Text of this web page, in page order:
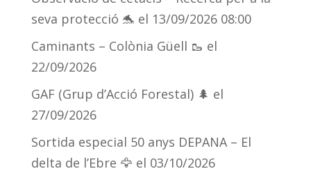
seva protecció 🐬 el 13/09/2026 08:00
Caminants – Colònia Güell 🥾 el
22/09/2026
GAF (Grup d’Acció Forestal) 🌲 el
27/09/2026
Sortida especial 50 anys DEPANA – El
delta de l’Ebre 🦅 el 03/10/2026